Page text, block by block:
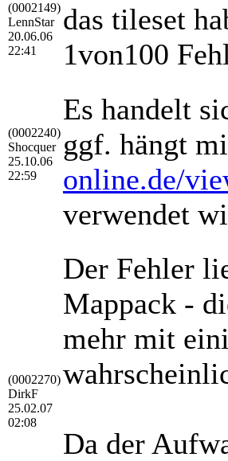
(0002149)
LennStar
20.06.06
22:41
das tileset
1von100
(0002240)
Shocquer
25.10.06
22:59
Es handelt
ggf. hängt
online.de/
verwendet
(0002270)
DirkF
25.02.07
02:08
Der Fehler
Mappack -
mehr mit
Da der